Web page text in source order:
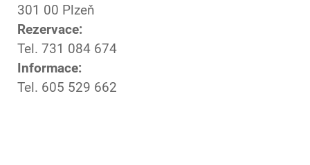
301 00 Plzeň
Rezervace:
Tel. 731 084 674
Informace:
Tel. 605 529 662